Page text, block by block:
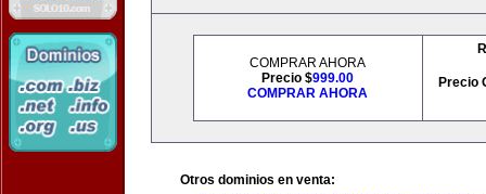
COMPRAR AHORA
Precio $999.00
COMPRAR AHORA
Precio
Otros dominios en venta: